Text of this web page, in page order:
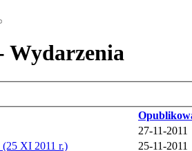
Wydarzenia
27-11-2011
XI 2011 r.)
25-11-2011